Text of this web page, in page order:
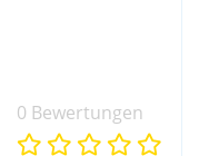
0 Bewertungen